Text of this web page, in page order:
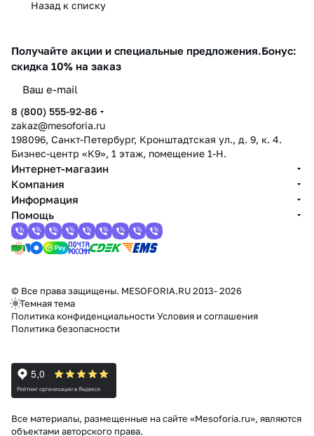
Назад к списку
Получайте акции и специальные предложения.Бонус:
скидка 10% на заказ
8 (800) 555-92-86
zakaz@mesoforia.ru
198096, Санкт-Петербург, Кронштадтская ул., д. 9, к. 4.
Бизнес-центр «К9», 1 этаж, помещение 1-Н.
Интернет-магазин
Компания
Информация
Помощь
© Все права защищены. MESOFORIA.RU 2013- 2026
Темная тема
Политика конфиденциальности Условия и соглашения
Политика безопасности
Все материалы, размещенные на сайте «Mesoforia.ru», являются
объектами авторского права.